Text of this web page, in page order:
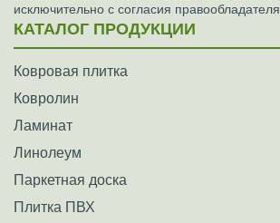
исключительно с согласия правообладателя.
КАТАЛОГ ПРОДУКЦИИ
Ковровая плитка
Ковролин
Ламинат
Линолеум
Паркетная доска
Плитка ПВХ